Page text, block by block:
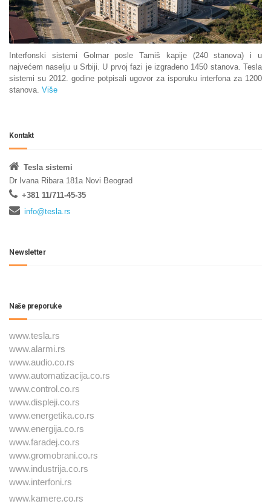
Interfonski sistemi Golmar posle Tamiš kapije (240 stanova) i u
najvećem naselju u Srbiji. U prvoj fazi je izgrađeno 1450 stanova. Tesla
sistemi su 2012. godine potpisali ugovor za isporuku interfona za 1200
stanova. Više
Kontakt
Tesla sistemi
Dr Ivana Ribara 181a Novi Beograd
+381 11/711-45-35
info@tesla.rs
Newsletter
Naše preporuke
www.tesla.rs
www.alarmi.rs
www.audio.co.rs
www.automatizacija.co.rs
www.control.co.rs
www.displeji.co.rs
www.energetika.co.rs
www.energija.co.rs
www.faradej.co.rs
www.gromobrani.co.rs
www.industrija.co.rs
www.interfoni.rs
www.kamere.co.rs